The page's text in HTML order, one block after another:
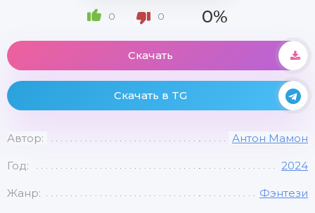
0 0 0%
Скачать
Скачать в TG
Автор: Антон Мамон
Год: 2024
Жанр: Фэнтези